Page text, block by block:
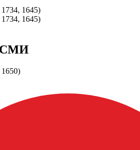
1645)
1645)
СМИ